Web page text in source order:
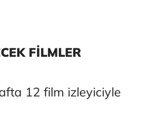
FİLMLER
12 film izleyiciyle